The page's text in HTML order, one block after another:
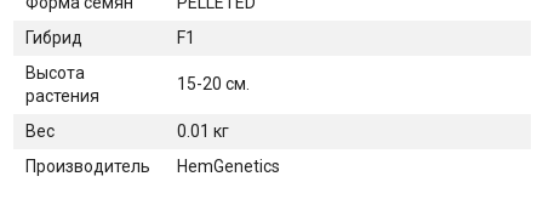
Гибрид
F1
Высота
растения
15-20 см.
Вес
0.01 кг
Производитель
HemGenetics